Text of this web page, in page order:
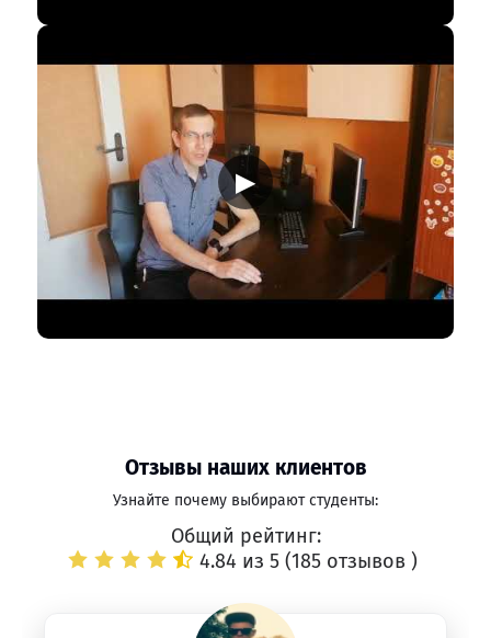
▶
Отзывы наших клиентов
Узнайте почему выбирают студенты:
Общий рейтинг:
4.84 из 5 (185 отзывов )